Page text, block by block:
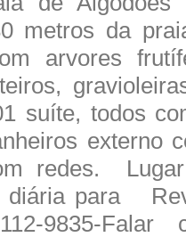
metros da
arvores
suíte, todos
externo
redes. Lugar
diária para
9835-